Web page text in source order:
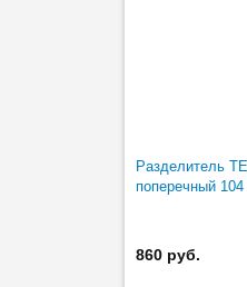
Разделитель
поперечный
860 руб.